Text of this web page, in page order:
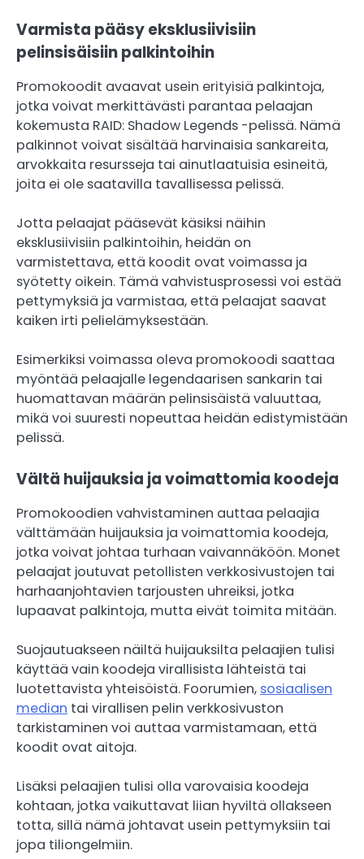
Varmista pääsy eksklusiivisiin
pelinsisäisiin palkintoihin
Promokoodit avaavat usein erityisiä palkintoja,
jotka voivat merkittävästi parantaa pelaajan
kokemusta RAID: Shadow Legends -pelissä. Nämä
palkinnot voivat sisältää harvinaisia sankareita,
arvokkaita resursseja tai ainutlaatuisia esineitä,
joita ei ole saatavilla tavallisessa pelissä.
Jotta pelaajat pääsevät käsiksi näihin
eksklusiivisiin palkintoihin, heidän on
varmistettava, että koodit ovat voimassa ja
syötetty oikein. Tämä vahvistusprosessi voi estää
pettymyksiä ja varmistaa, että pelaajat saavat
kaiken irti pelielämyksestään.
Esimerkiksi voimassa oleva promokoodi saattaa
myöntää pelaajalle legendaarisen sankarin tai
huomattavan määrän pelinsisäistä valuuttaa,
mikä voi suuresti nopeuttaa heidän edistymistään
pelissä.
Vältä huijauksia ja voimattomia koodeja
Promokoodien vahvistaminen auttaa pelaajia
välttämään huijauksia ja voimattomia koodeja,
jotka voivat johtaa turhaan vaivannäköön. Monet
pelaajat joutuvat petollisten verkkosivustojen tai
harhaanjohtavien tarjousten uhreiksi, jotka
lupaavat palkintoja, mutta eivät toimita mitään.
Suojautuakseen näiltä huijauksilta pelaajien tulisi
käyttää vain koodeja virallisista lähteistä tai
luotettavista yhteisöistä. Foorumien, sosiaalisen
median tai virallisen pelin verkkosivuston
tarkistaminen voi auttaa varmistamaan, että
koodit ovat aitoja.
Lisäksi pelaajien tulisi olla varovaisia koodeja
kohtaan, jotka vaikuttavat liian hyviltä ollakseen
totta, sillä nämä johtavat usein pettymyksiin tai
jopa tiliongelmiin.